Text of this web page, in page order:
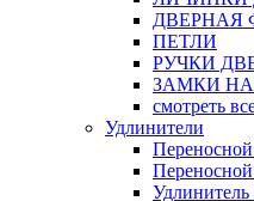
ДВЕРНАЯ
ПЕТЛИ
РУЧКИ
ЗАМКИ
смотреть
Удлинители